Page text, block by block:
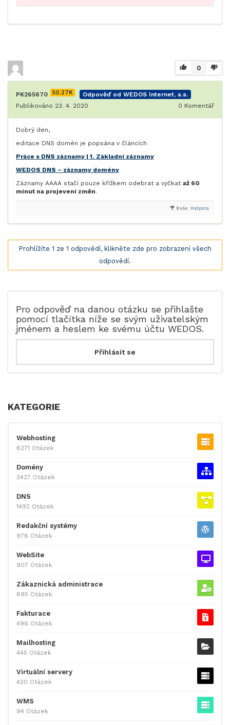
0
PK265670 50.27K
Odpověď od WEDOS Internet, a.s.
Publikováno 23. 4. 2020
0 Komentář
Dobrý den,
editace DNS domén je popsána v článcích
Práce s DNS záznamy | 1. Základní záznamy
WEDOS DNS – záznamy domény
Záznamy AAAA stačí pouze křížkem odebrat a vyčkat až 60
minut na projevení změn.
Role: Podpora
Prohlížíte 1 ze 1 odpovědí, klikněte zde pro zobrazení všech
odpovědí.
Pro odpověď na danou otázku se přihlašte
pomocí tlačítka níže se svým uživatelským
jménem a heslem ke svému účtu WEDOS.
KATEGORIE
Webhosting
6271 Otázek
Domény
3427 Otázek
DNS
1492 Otázek
Redakční systémy
976 Otázek
WebSite
907 Otázek
Zákaznická administrace
895 Otázek
Fakturace
496 Otázek
Mailhosting
445 Otázek
Virtuální servery
420 Otázek
WMS
94 Otázek